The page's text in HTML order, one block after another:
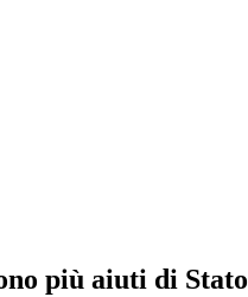
più aiuti di Stato